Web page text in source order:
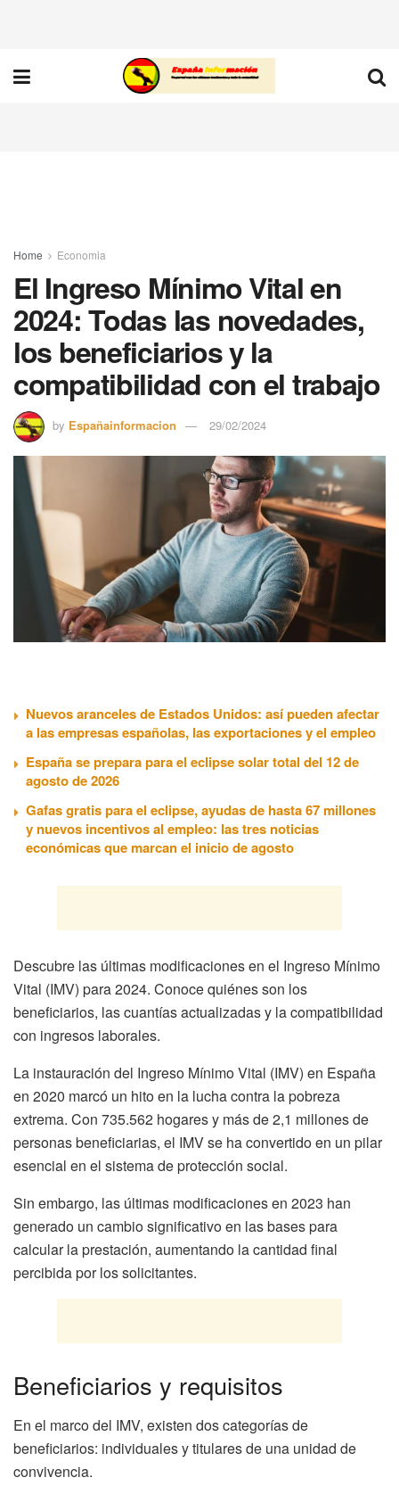
Home Economia
El Ingreso Mínimo Vital en
2024: Todas las novedades,
los beneficiarios y la
compatibilidad con el trabajo
by Españainformacion 29/02/2024
Nuevos aranceles de Estados Unidos: así pueden afectar
a las empresas españolas, las exportaciones y el empleo
España se prepara para el eclipse solar total del 12 de
agosto de 2026
Gafas gratis para el eclipse, ayudas de hasta 67 millones
y nuevos incentivos al empleo: las tres noticias
económicas que marcan el inicio de agosto
Descubre las últimas modificaciones en el Ingreso Mínimo
Vital (IMV) para 2024. Conoce quiénes son los
beneficiarios, las cuantías actualizadas y la compatibilidad
con ingresos laborales.
La instauración del Ingreso Mínimo Vital (IMV) en España
en 2020 marcó un hito en la lucha contra la pobreza
extrema. Con 735.562 hogares y más de 2,1 millones de
personas beneficiarias, el IMV se ha convertido en un pilar
esencial en el sistema de protección social.
Sin embargo, las últimas modificaciones en 2023 han
generado un cambio significativo en las bases para
calcular la prestación, aumentando la cantidad final
percibida por los solicitantes.
Beneficiarios y requisitos
En el marco del IMV, existen dos categorías de
beneficiarios: individuales y titulares de una unidad de
convivencia.